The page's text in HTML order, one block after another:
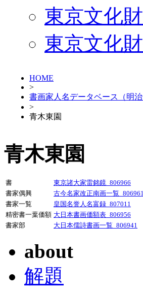
東京文化
東京文化
HOME
>
書画家人名データベース（明
>
青木東園
青木東園
書 東京諸大家雷銘鏡_806966
書家偶興
古今名家改正南画一覧_806961
書家一覧
皇国名誉人名富録_807011
精密書一葉価額 大日本書画価額表_806956
書家部
大日本儒詩書画一覧_806941
about
解題